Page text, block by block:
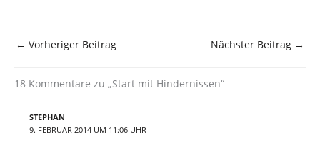
← Vorheriger Beitrag Nächster Beitrag →
18 Kommentare zu „Start mit Hindernissen“
STEPHAN
9. FEBRUAR 2014 UM 11:06 UHR